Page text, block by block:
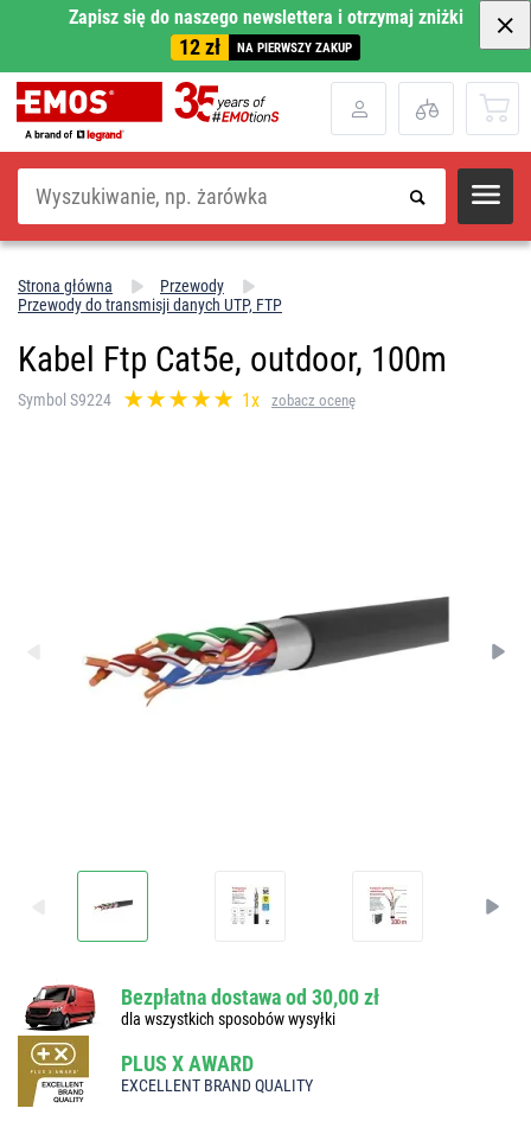
Zapisz się do naszego newslettera i otrzymaj zniżki
12 zł NA PIERWSZY ZAKUP
Szukaj
Strona główna
Przewody
Przewody do transmisji danych UTP, FTP
Kabel Ftp Cat5e, outdoor, 100m
Symbol S9224 1x zobacz ocenę
Bezpłatna dostawa od 30,00 zł
dla wszystkich sposobów wysyłki
PLUS X AWARD
EXCELLENT BRAND QUALITY